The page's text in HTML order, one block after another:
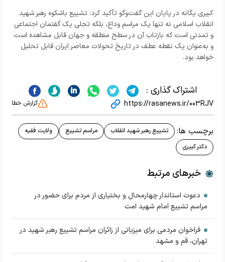
کبیری یگانه در پایان این گفت‌وگو تأکید کرد: تشییع باشکوه رهبر شهید
انقلاب اسلامی نه تنها یک مراسم وداع، بلکه تجلی یک گفتمان اجتماعی
و تمدنی است که بازتاب آن در سطح منطقه و جهان قابل مشاهده است
و به‌عنوان یک نقطه عطف در تاریخ تحولات معاصر ایران قابل تحلیل
خواهد بود.
اشتراک گذاری :
https://rasanews.ir/003RJV گزارش خطا
برچسب ها: تشییع رهبر شهید انقلاب مراسم تشییع
ولایت فقیه
دکتر کبیری
خبرهای مرتبط
دعوت استاندار چهارمحال و بختیاری از مردم برای حضور در
مراسم تشییع امام شهید امت
فراخوان مردمی برای میزبانی از زائران مراسم تشییع رهبر شهید در
تهران، قم و مشهد